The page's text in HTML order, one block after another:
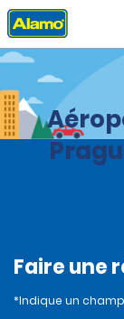
Accueil Agences
Faire une
*Indique un